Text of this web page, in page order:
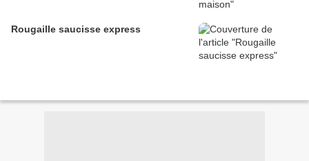
Rougaille saucisse express